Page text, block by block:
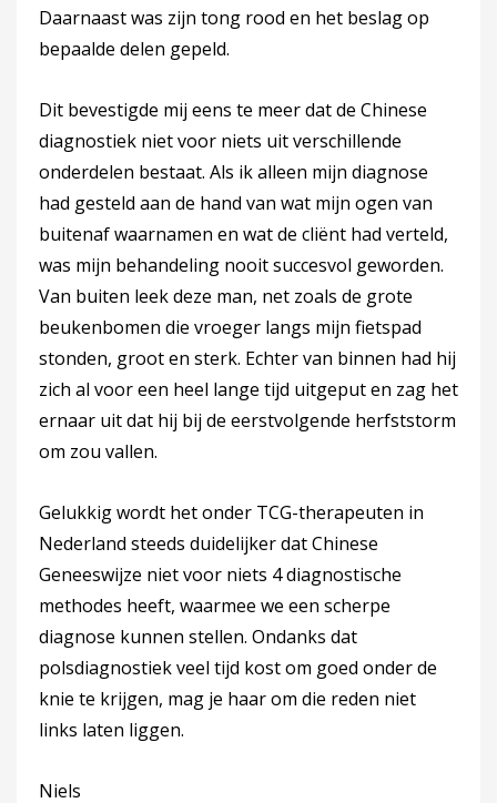
Daarnaast was zijn tong rood en het beslag op
bepaalde delen gepeld.
Dit bevestigde mij eens te meer dat de Chinese
diagnostiek niet voor niets uit verschillende
onderdelen bestaat. Als ik alleen mijn diagnose
had gesteld aan de hand van wat mijn ogen van
buitenaf waarnamen en wat de cliënt had verteld,
was mijn behandeling nooit succesvol geworden.
Van buiten leek deze man, net zoals de grote
beukenbomen die vroeger langs mijn fietspad
stonden, groot en sterk. Echter van binnen had hij
zich al voor een heel lange tijd uitgeput en zag het
ernaar uit dat hij bij de eerstvolgende herfststorm
om zou vallen.
Gelukkig wordt het onder TCG-therapeuten in
Nederland steeds duidelijker dat Chinese
Geneeswijze niet voor niets 4 diagnostische
methodes heeft, waarmee we een scherpe
diagnose kunnen stellen. Ondanks dat
polsdiagnostiek veel tijd kost om goed onder de
knie te krijgen, mag je haar om die reden niet
links laten liggen.
Niels